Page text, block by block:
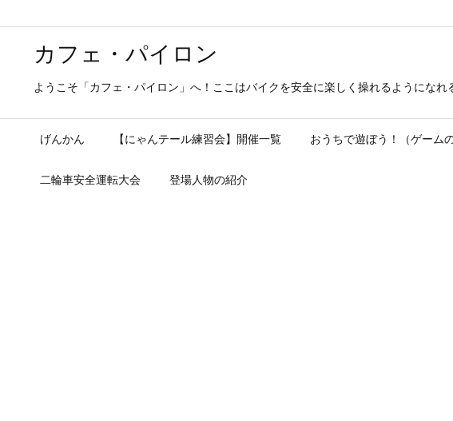
カフェ・パイロン
ようこそ「カフェ・パイロン」へ！ここはバイクを安全に楽しく操れるようにな
げんかん 【にゃんテール練習会】開催一覧 おうちで遊ぼう！（ゲームの
二輪車安全運転大会 登場人物の紹介